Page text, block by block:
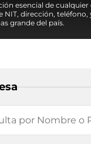
esencial de
dirección, teléfono,
grande del país.